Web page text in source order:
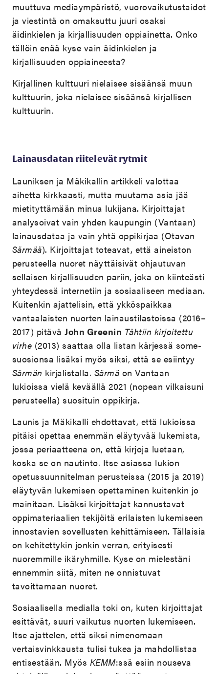
muuttuva mediaympäristö, vuorovaikutustaidot
ja viestintä on omaksuttu juuri osaksi
äidinkielen ja kirjallisuuden oppiainetta. Onko
tällöin enää kyse vain äidinkielen ja
kirjallisuuden oppiaineesta?
Kirjallinen kulttuuri nielaisee sisäänsä muun
kulttuurin, joka nielaisee sisäänsä kirjallisen
kulttuurin.
Lainausdatan riitelevät rytmit
Launiksen ja Mäkikallin artikkeli valottaa
aihetta kirkkaasti, mutta muutama asia jää
mietityttämään minua lukijana. Kirjoittajat
analysoivat vain yhden kaupungin (Vantaan)
lainausdataa ja vain yhtä oppikirjaa (Otavan
Särmää). Kirjoittajat toteavat, että aineiston
perusteella nuoret näyttäisivät ohjautuvan
sellaisen kirjallisuuden pariin, joka on kiinteästi
yhteydessä internetiin ja sosiaaliseen mediaan.
Kuitenkin ajattelisin, että ykköspaikkaa
vantaalaisten nuorten lainaustilastoissa (2016–
2017) pitäväJohn Greenin Tähtiin kirjoitettu
virhe (2013) saattaa olla listan kärjessä some-
suosionsa lisäksi myös siksi, että se esiintyy
Särmän kirjalistalla. Särmä on Vantaan
lukioissa vielä keväällä 2021 (nopean vilkaisuni
perusteella) suosituin oppikirja.
Launis ja Mäkikalli ehdottavat, että lukioissa
pitäisi opettaa enemmän eläytyvää lukemista,
jossa periaatteena on, että kirjoja luetaan,
koska se on nautinto. Itse asiassa lukion
opetussuunnitelman perusteissa (2015 ja 2019)
eläytyvän lukemisen opettaminen kuitenkin jo
mainitaan. Lisäksi kirjoittajat kannustavat
oppimateriaalien tekijöitä erilaisten lukemiseen
innostavien sovellusten kehittämiseen. Tällaisia
on kehitettykin jonkin verran, erityisesti
nuoremmille ikäryhmille. Kyse on mielestäni
ennemmin siitä, miten ne onnistuvat
tavoittamaan nuoret.
Sosiaalisella medialla toki on, kuten kirjoittajat
esittävät, suuri vaikutus nuorten lukemiseen.
Itse ajattelen, että siksi nimenomaan
vertaisvinkkausta tulisi tukea ja mahdollistaa
entisestään. Myös KEMM:ssä esiin nouseva